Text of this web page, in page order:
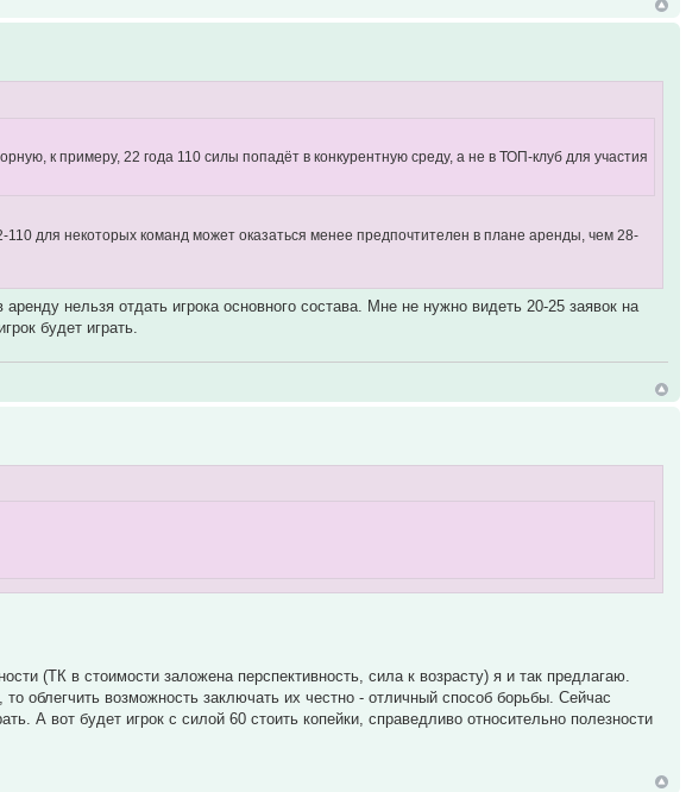
к примеру, 22 года 110 силы попадёт в конкурентную среду, а не в ТОП-клуб для участия
110 для некоторых команд может оказаться менее предпочтителен в плане аренды, чем 28-
нельзя отдать игрока основного состава. Мне не нужно видеть 20-25 заявок на
будет играть.
(ТК в стоимости заложена перспективность, сила к возрасту) я и так предлагаю.
облегчить возможность заключать их честно - отличный способ борьбы. Сейчас
А вот будет игрок с силой 60 стоить копейки, справедливо относительно полезности